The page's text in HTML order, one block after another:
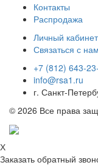
Контакты
Распродажа
Личный кабинет
Связаться с
+7 (812) 643-
info@rsa1.ru
г. Санкт-
© 2026 Все права
Х
Заказать обратный